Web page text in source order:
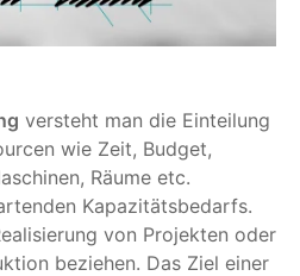
versteht man die Einteilung
wie Zeit, Budget,
Räume etc.
Kapazitätsbedarfs.
von Projekten oder
beziehen. Das Ziel einer